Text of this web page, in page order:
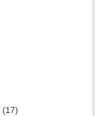
(17)